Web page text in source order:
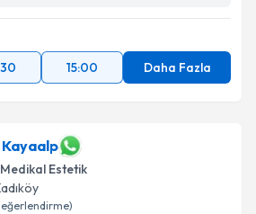
15:00 Daha Fazla
Estetik